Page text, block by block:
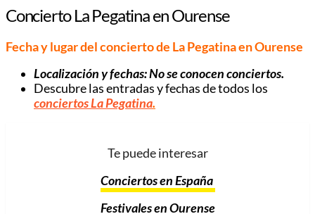
Concierto La Pegatina en Ourense
Fecha y lugar del concierto de La Pegatina en Ourense
Localización y fechas: No se conocen conciertos.
Descubre las entradas y fechas de todos los
conciertos La Pegatina.
Te puede interesar
Conciertos en España
Festivales en Ourense